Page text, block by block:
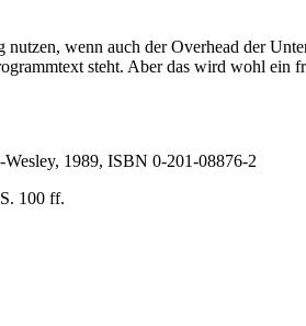
wenn auch der Overhead der
steht. Aber das wird wohl ein
1989, ISBN 0-201-08876-2
100 ff.